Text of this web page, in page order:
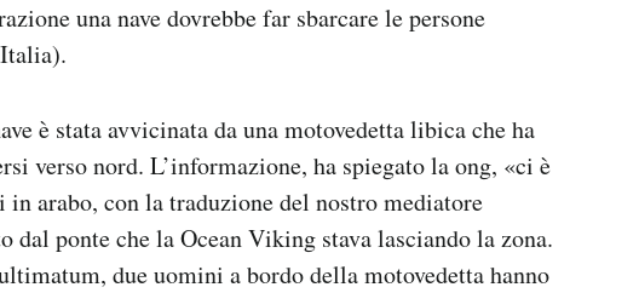
una nave dovrebbe far sbarcare le persone
è stata avvicinata da una motovedetta libica che ha
verso nord. L’informazione, ha spiegato la ong, «ci è
arabo, con la traduzione del nostro mediatore
dal ponte che la Ocean Viking stava lasciando la zona.
due uomini a bordo della motovedetta hanno